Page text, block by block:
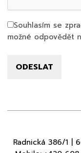
Souhlasím se
možné odpovědět
Radnická 386/1 |